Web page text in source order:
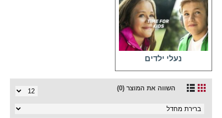
נעלי ילדים
השווה את המוצר (0)